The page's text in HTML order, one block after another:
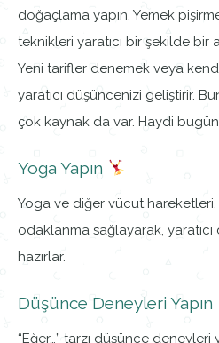
doğaçlama yapın. Yemek
teknikleri yaratıcı bir şekilde bir
Yeni tarifler denemek veya
yaratıcı düşüncenizi geliştirir.
çok kaynak da var. Haydi
Yoga Yapın
Yoga ve diğer vücut hareketleri,
odaklanma sağlayarak,
hazırlar.
Düşünce Deneyleri Yapın
“Eğer…” tarzı düşünce